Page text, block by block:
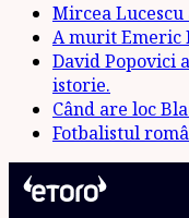
Mircea
A murit Emeric
David Popovici
istorie.
Când are loc
Fotbalistul